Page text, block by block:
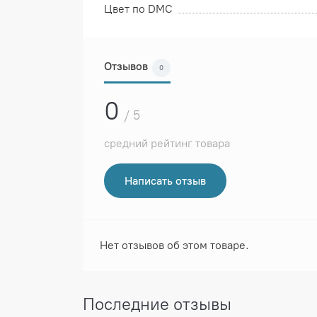
Цвет по DMC
Отзывов 0
0 / 5
средний рейтинг товара
Написать отзыв
Нет отзывов об этом товаре.
Последние отзывы